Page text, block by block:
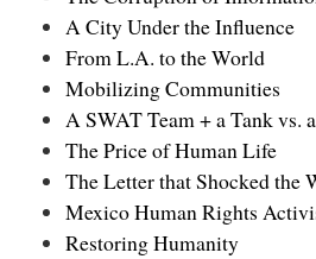
A City Under the Influence
From L.A. to the World
Mobilizing Communities
A SWAT Team + a Tank vs.
The Price of Human Life
The Letter that Shocked the
Mexico Human Rights
Restoring Humanity